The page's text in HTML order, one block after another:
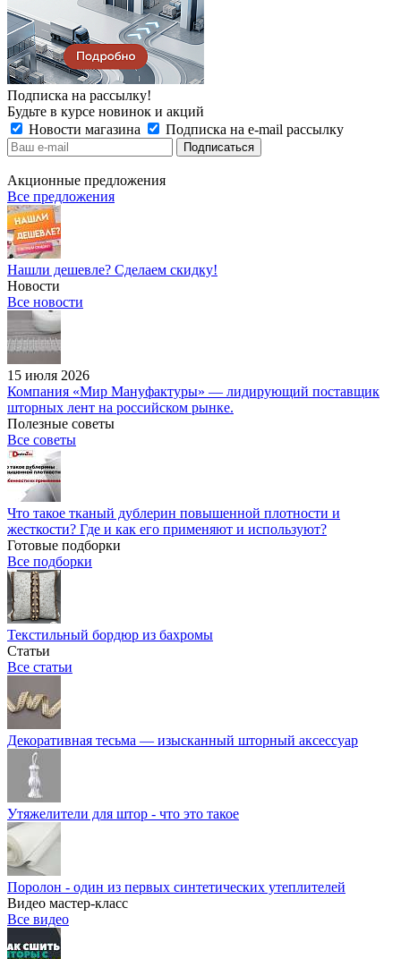
Подписка на рассылку!
Будьте в курсе новинок и акций
Новости магазина
Подписка на e-mail рассылку
Акционные предложения
Все предложения
Нашли дешевле? Сделаем скидку!
Новости
Все новости
15 июля 2026
Компания «Мир Мануфактуры» — лидирующий поставщик
шторных лент на российском рынке.
Полезные советы
Все советы
Что такое тканый дублерин повышенной плотности и
жесткости? Где и как его применяют и используют?
Готовые подборки
Все подборки
Текстильный бордюр из бахромы
Статьи
Все статьи
Декоративная тесьма — изысканный шторный аксессуар
Утяжелители для штор - что это такое
Поролон - один из первых синтетических утеплителей
Видео мастер-класс
Все видео